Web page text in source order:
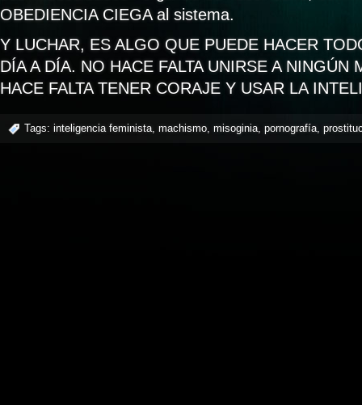
OBEDIENCIA CIEGA al sistema.
Y LUCHAR, ES ALGO QUE PUEDE HACER
DÍA A DÍA. NO HACE FALTA UNIRSE A NINGÚN
HACE FALTA TENER CORAJE Y USAR LA
Tags: inteligencia feminista machismo misoginia pornografía